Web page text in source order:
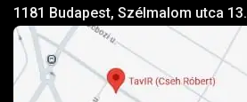
1181 Budapest, Szélmalom utca 13.